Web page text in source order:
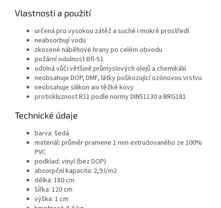
Vlastnosti a použití
určená pro vysokou zátěž a suché i mokré prostředí
neabsorbují vodu
zkosené náběhové hrany po celém obvodu
požární odolnost Bfl-S1
odolná vůči většině průmyslových olejů a chemikálií
neobsahuje DOP, DMF, látky poškozující ozónovou vrstvu
neobsahuje silikon ani těžké kovy
protiskluznost R11 podle normy DIN51130 a BRG181
Technické údaje
barva: šedá
materiál: průměr pramene 1 mm extrudovaného ze 100%
PVC
podklad: vinyl (bez DOP)
absorpční kapacita: 2,9 l/m2
délka: 180 cm
šířka: 120 cm
výška: 1 cm